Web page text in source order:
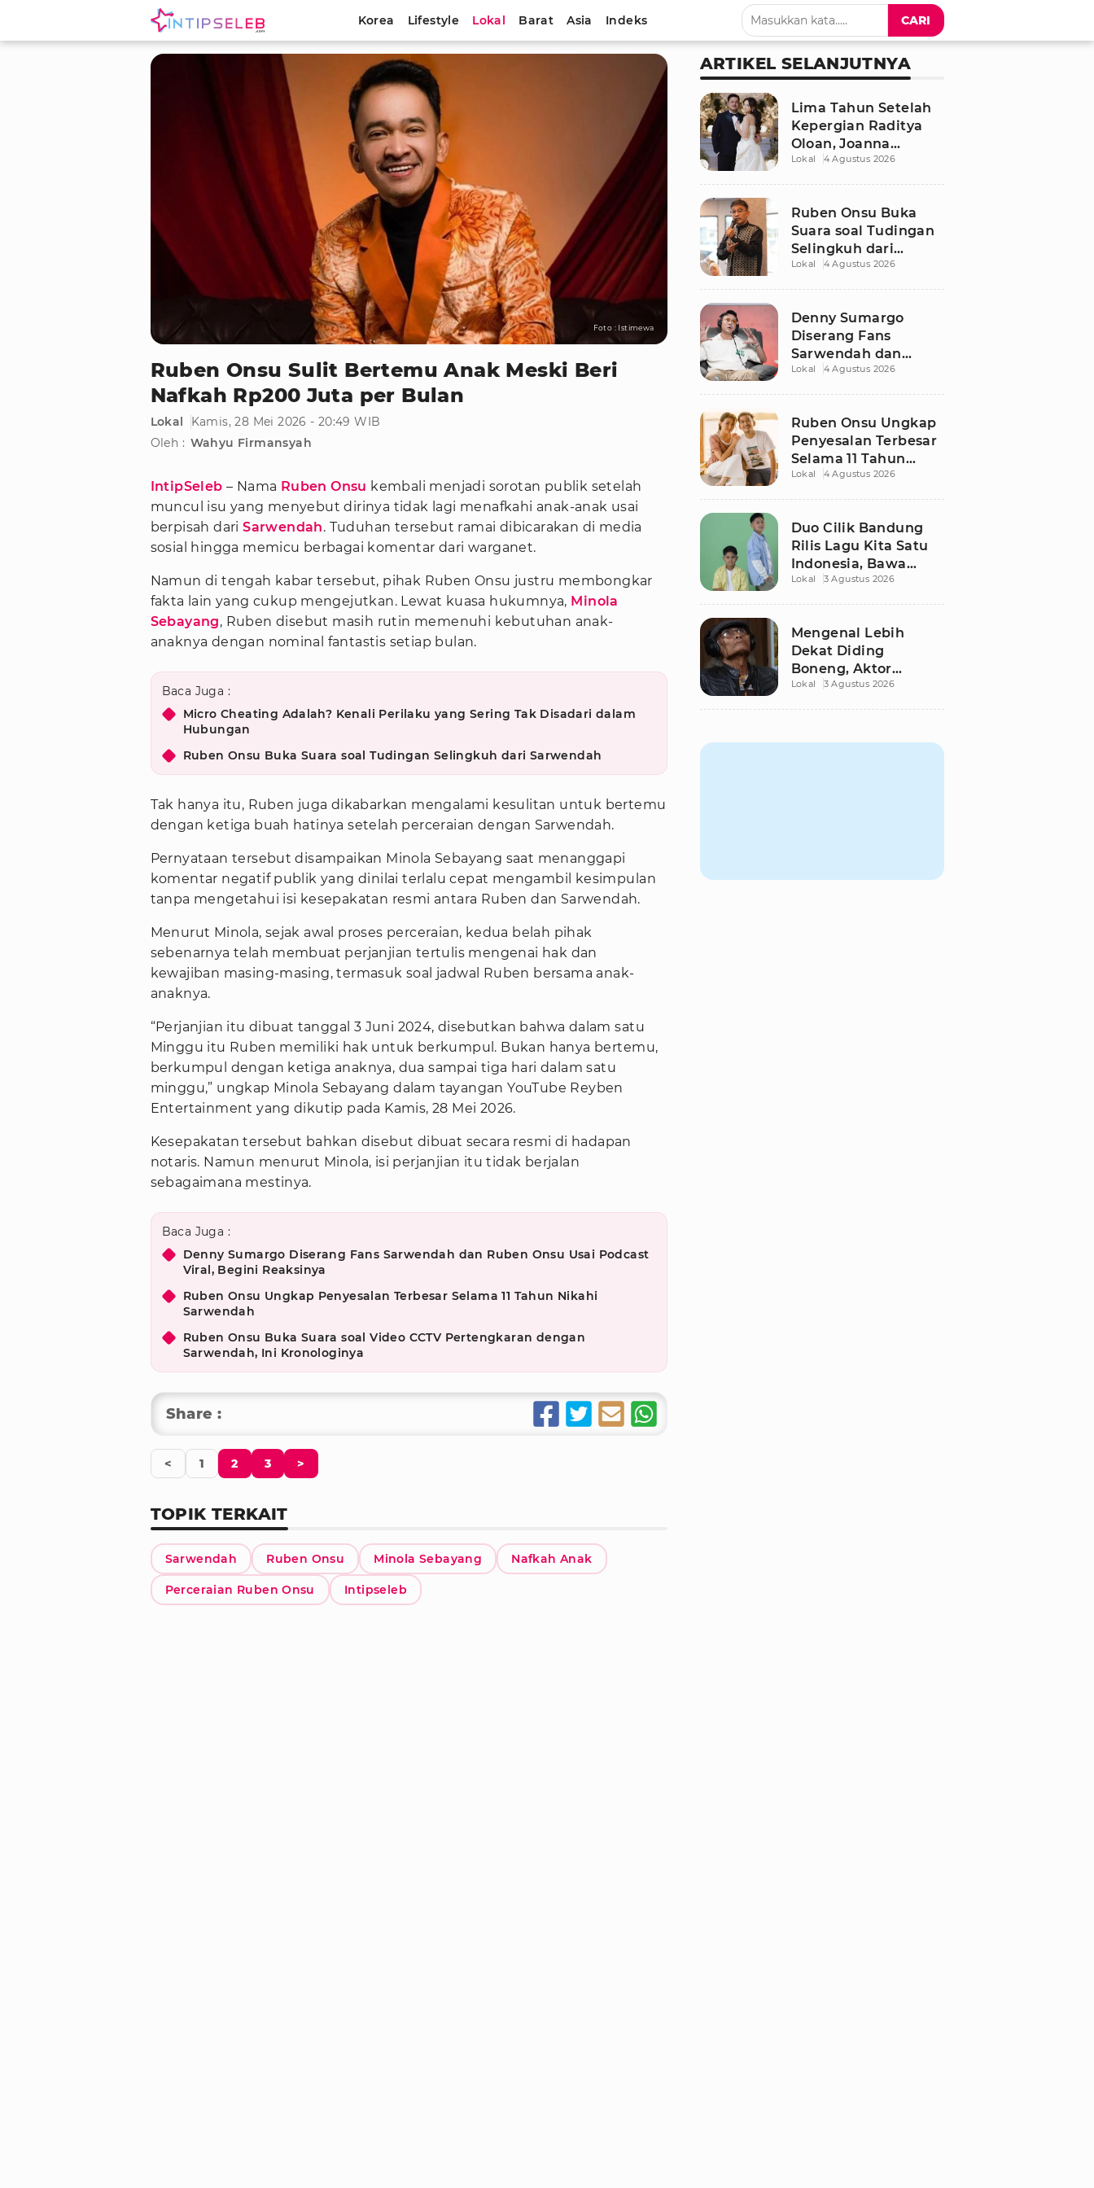
Korea Lifestyle Lokal Barat Asia Indeks CARI
Foto : Istimewa
Ruben Onsu Sulit Bertemu Anak Meski Beri
Nafkah Rp200 Juta per Bulan
Lokal
Kamis, 28 Mei 2026 - 20:49 WIB
Oleh : Wahyu Firmansyah
IntipSeleb – Nama Ruben Onsu kembali menjadi sorotan publik setelah
muncul isu yang menyebut dirinya tidak lagi menafkahi anak-anak usai
berpisah dariSarwendah. Tuduhan tersebut ramai dibicarakan di media
sosial hingga memicu berbagai komentar dari warganet.
Namun di tengah kabar tersebut, pihak Ruben Onsu justru membongkar
fakta lain yang cukup mengejutkan. Lewat kuasa hukumnya, Minola
Sebayang, Ruben disebut masih rutin memenuhi kebutuhan anak-
anaknya dengan nominal fantastis setiap bulan.
Baca Juga :
Micro Cheating Adalah? Kenali Perilaku yang Sering Tak Disadari dalam
Hubungan
Ruben Onsu Buka Suara soal Tudingan Selingkuh dari Sarwendah
Tak hanya itu, Ruben juga dikabarkan mengalami kesulitan untuk bertemu
dengan ketiga buah hatinya setelah perceraian dengan Sarwendah.
Pernyataan tersebut disampaikan Minola Sebayang saat menanggapi
komentar negatif publik yang dinilai terlalu cepat mengambil kesimpulan
tanpa mengetahui isi kesepakatan resmi antara Ruben dan Sarwendah.
Menurut Minola, sejak awal proses perceraian, kedua belah pihak
sebenarnya telah membuat perjanjian tertulis mengenai hak dan
kewajiban masing-masing, termasuk soal jadwal Ruben bersama anak-
anaknya.
“Perjanjian itu dibuat tanggal 3 Juni 2024, disebutkan bahwa dalam satu
Minggu itu Ruben memiliki hak untuk berkumpul. Bukan hanya bertemu,
berkumpul dengan ketiga anaknya, dua sampai tiga hari dalam satu
minggu,” ungkap Minola Sebayang dalam tayangan YouTube Reyben
Entertainment yang dikutip pada Kamis, 28 Mei 2026.
Kesepakatan tersebut bahkan disebut dibuat secara resmi di hadapan
notaris. Namun menurut Minola, isi perjanjian itu tidak berjalan
sebagaimana mestinya.
Baca Juga :
Denny Sumargo Diserang Fans Sarwendah dan Ruben Onsu Usai Podcast
Viral, Begini Reaksinya
Ruben Onsu Ungkap Penyesalan Terbesar Selama 11 Tahun Nikahi
Sarwendah
Ruben Onsu Buka Suara soal Video CCTV Pertengkaran dengan
Sarwendah, Ini Kronologinya
Share :
< 1 2 3 >
TOPIK TERKAIT
Sarwendah Ruben Onsu Minola Sebayang Nafkah Anak
Perceraian Ruben Onsu Intipseleb
ARTIKEL SELANJUTNYA
Lima Tahun Setelah
Kepergian Raditya
Oloan, Joanna
Alexandra Kembali
Lokal 4 Agustus 2026
Ruben Onsu Buka
Suara soal Tudingan
Selingkuh dari
Sarwendah
Lokal 4 Agustus 2026
Denny Sumargo
Diserang Fans
Sarwendah dan
Ruben Onsu Usai
Lokal 4 Agustus 2026
Ruben Onsu Ungkap
Penyesalan Terbesar
Selama 11 Tahun
Nikahi Sarwendah
Lokal 4 Agustus 2026
Duo Cilik Bandung
Rilis Lagu Kita Satu
Indonesia, Bawa
Pesan Persatuan
Lokal 3 Agustus 2026
Mengenal Lebih
Dekat Diding
Boneng, Aktor
Legendaris yang
Lokal 3 Agustus 2026